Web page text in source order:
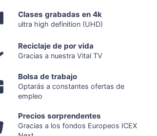
Clases grabadas en 4k
ultra high definition (UHD)
Reciclaje de por vida
Gracias a nuestra Vital TV
Bolsa de trabajo
Optarás a constantes ofertas de
empleo
Precios sorprendentes
Gracias a los fondos Europeos ICEX